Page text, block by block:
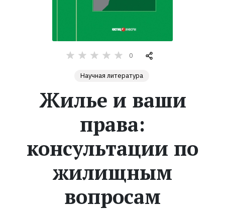
Экранизации
0
Научная литература
Жилье и ваши
права:
консультации по
жилищным
вопросам